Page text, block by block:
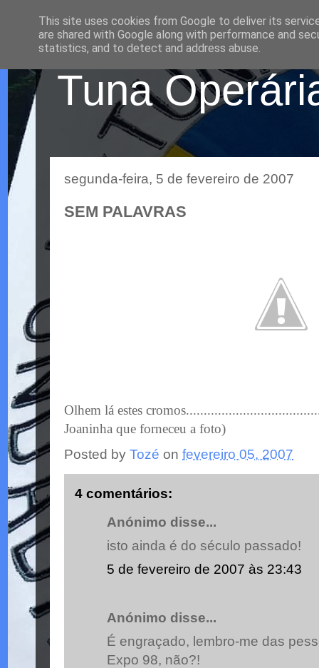
Tuna
segunda-feira, 5 de fevereiro de 2007
SEM PALAVRAS
Olhem lá estes
Joaninha que forneceu a foto)
Posted by Tozé on fevereiro 05, 2007
4 comentários:
Anónimo disse...
isto ainda é do século passado!
5 de fevereiro de 2007 às 23:43
Anónimo disse...
É engraçado, lembro-me das
Expo 98, não?!
This site uses cookies from Google to deliver its
are shared with Google along with performance and
statistics, and to detect and address abuse.